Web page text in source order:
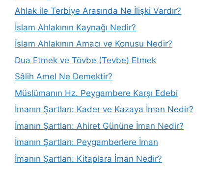
Ahlak ile Terbiye Arasında Ne İlişki Vardır?
İslam Ahlakının Kaynağı Nedir?
İslam Ahlakının Amacı ve Konusu Nedir?
Dua Etmek ve Tövbe (Tevbe) Etmek
Sâlih Amel Ne Demektir?
Müslümanın Hz. Peygambere Karşı Edebi
İmanın Şartları: Kader ve Kazaya İman Nedir?
İmanın Şartları: Ahiret Gününe İman Nedir?
İmanın Şartları: Peygamberlere İman
İmanın Şartları: Kitaplara İman Nedir?